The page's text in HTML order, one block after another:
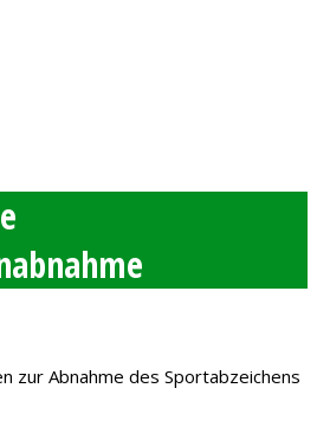
zur Abnahme des Sportabzeichens